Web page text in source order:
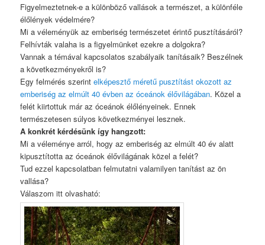
Figyelmeztetnek-e a különböző vallások a természet, a különféle
élőlények védelmére?
Mi a véleményük az emberiség természetet érintő pusztításáról?
Felhívták valaha is a figyelmünket ezekre a dolgokra?
Vannak a témával kapcsolatos szabályaik tanításaik? Beszélnek
a következményekről is?
Egy felmérés szerintelképesztő méretű pusztítást okozott az
emberiség az elmúlt 40 évben az óceánok élővilágában. Közel a
felét kiirtottuk már az óceánok élőlényeinek. Ennek
természetesen súlyos következményei lesznek.
A konkrét kérdésünk így hangzott:
Mi a véleménye arról, hogy az emberiség az elmúlt 40 év alatt
kipusztította az óceánok élővilágának közel a felét?
Tud ezzel kapcsolatban felmutatni valamilyen tanítást az ön
vallása?
Válaszom itt olvasható: